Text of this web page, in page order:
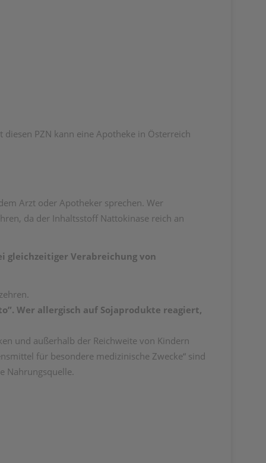
PZN kann eine Apotheke in Österreich
Arzt oder Apotheker sprechen. Wer
da der Inhaltsstoff Nattokinase reich an
gleichzeitiger Verabreichung von
Wer allergisch auf Sojaprodukte reagiert,
und außerhalb der Reichweite von Kindern
für besondere medizinische Zwecke“ sind
Nahrungsquelle.